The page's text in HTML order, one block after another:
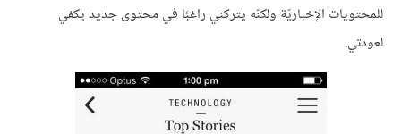
للمحتويات الإخباريّة ولكنّه يتركني راغبًا في محتوى جديد يكفي
لعودتي.